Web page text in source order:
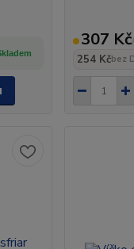
307 Kč
254 Kčbez